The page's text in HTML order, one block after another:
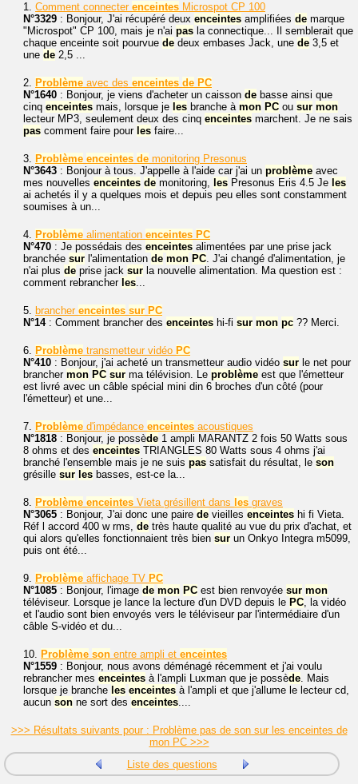
1. Comment connecter enceintes Microspot CP 100
N°3329 : Bonjour, J'ai récupéré deux enceintes amplifiées de marque
"Microspot" CP 100, mais je n'ai pas la connectique... Il semblerait que
chaque enceinte soit pourvue de deux embases Jack, une de 3,5 et
une de 2,5 ...
2. Problème avec des enceintes de PC
N°1640 : Bonjour, je viens d'acheter un caisson de basse ainsi que
cinq enceintes mais, lorsque je les branche à mon PC ou sur mon
lecteur MP3, seulement deux des cinq enceintes marchent. Je ne sais
pas comment faire pour les faire...
3. Problème enceintes de monitoring Presonus
N°3643 : Bonjour à tous. J'appelle à l'aide car j'ai un problème avec
mes nouvelles enceintes de monitoring, les Presonus Eris 4.5 Je les
ai achetés il y a quelques mois et depuis peu elles sont constamment
soumises à un...
4. Problème alimentation enceintes PC
N°470 : Je possédais des enceintes alimentées par une prise jack
branchée sur l'alimentation de mon PC. J'ai changé d'alimentation, je
n'ai plus de prise jack sur la nouvelle alimentation. Ma question est :
comment rebrancher les...
5. brancher enceintes sur PC
N°14: Comment brancher des enceintes hi-fi sur mon pc ?? Merci.
6. Problème transmetteur vidéo PC
N°410 : Bonjour, j'ai acheté un transmetteur audio vidéo sur le net pour
brancher mon PC sur ma télévision. Le problème est que l'émetteur
est livré avec un câble spécial mini din 6 broches d'un côté (pour
l'émetteur) et une...
7. Problème d'impédance enceintes acoustiques
N°1818 : Bonjour, je possède 1 ampli MARANTZ 2 fois 50 Watts sous
8 ohms et des enceintes TRIANGLES 80 Watts sous 4 ohms j'ai
branché l'ensemble mais je ne suis pas satisfait du résultat, le son
grésille sur les basses, est-ce la...
8. Problème enceintes Vieta grésillent dans les graves
N°3065 : Bonjour, J'ai donc une paire de vieilles enceintes hi fi Vieta.
Réf l accord 400 w rms, de très haute qualité au vue du prix d'achat, et
qui alors qu'elles fonctionnaient très bien sur un Onkyo Integra m5099,
puis ont été...
9. Problème affichage TV PC
N°1085 : Bonjour, l'image de mon PC est bien renvoyée sur mon
téléviseur. Lorsque je lance la lecture d'un DVD depuis le PC, la vidéo
et l'audio sont bien envoyés vers le téléviseur par l'intermédiaire d'un
câble S-vidéo et du...
10. Problème son entre ampli et enceintes
N°1559 : Bonjour, nous avons déménagé récemment et j'ai voulu
rebrancher mes enceintes à l'ampli Luxman que je possède. Mais
lorsque je branche les enceintes à l'ampli et que j'allume le lecteur cd,
aucun son ne sort des enceintes....
>>> Résultats suivants pour : Problème pas de son sur les enceintes de
mon PC >>>
Liste des questions